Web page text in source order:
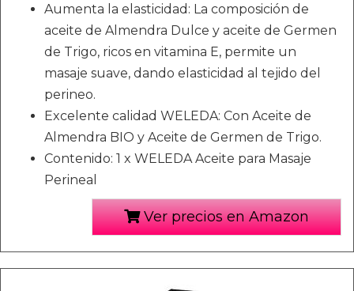
Aumenta la elasticidad: La composición de
aceite de Almendra Dulce y aceite de Germen
de Trigo, ricos en vitamina E, permite un
masaje suave, dando elasticidad al tejido del
perineo.
Excelente calidad WELEDA: Con Aceite de
Almendra BIO y Aceite de Germen de Trigo.
Contenido: 1 x WELEDA Aceite para Masaje
Perineal
Ver precios en Amazon